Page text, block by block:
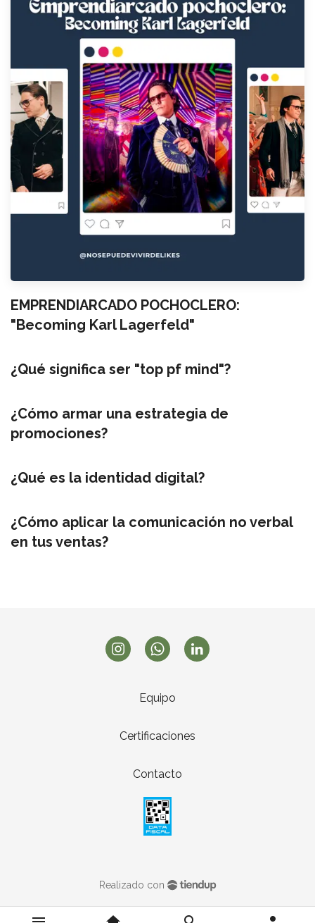
EMPRENDIARCADO POCHOCLERO:
"Becoming Karl Lagerfeld"
¿Qué significa ser "top pf mind"?
¿Cómo armar una estrategia de
promociones?
¿Qué es la identidad digital?
¿Cómo aplicar la comunicación no verbal
en tus ventas?
Equipo
Certificaciones
Contacto
Realizado con